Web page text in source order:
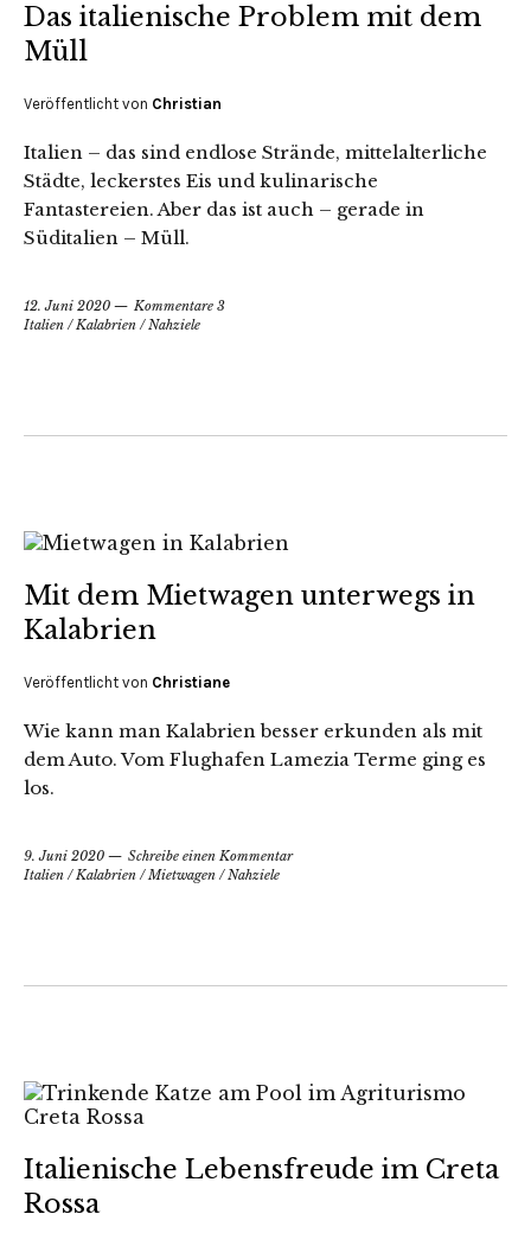
Das italienische Problem mit dem
Müll
Veröffentlicht von Christian
Italien – das sind endlose Strände, mittelalterliche
Städte, leckerstes Eis und kulinarische
Fantastereien. Aber das ist auch – gerade in
Süditalien – Müll.
12. Juni 2020
Kommentare 3
Italien /Kalabrien /Nahziele
Mit dem Mietwagen unterwegs in
Kalabrien
Veröffentlicht von Christiane
Wie kann man Kalabrien besser erkunden als mit
dem Auto. Vom Flughafen Lamezia Terme ging es
los.
9. Juni 2020
Schreibe einen Kommentar
Italien /Kalabrien /Mietwagen /Nahziele
Italienische Lebensfreude im Creta
Rossa